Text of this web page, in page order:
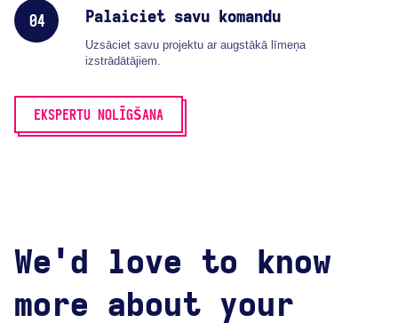
04 Palaiciet savu komandu
Uzsāciet savu projektu ar augstākā līmeņa
izstrādātājiem.
EKSPERTU NOLĪGŠANA
We'd love to know
more about your